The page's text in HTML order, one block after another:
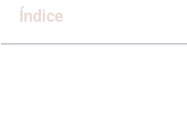
Índice